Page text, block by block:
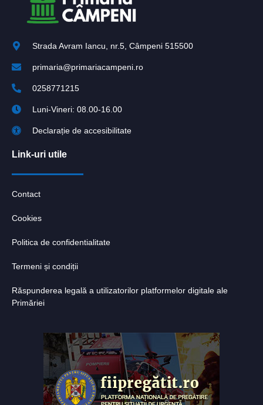
Strada Avram Iancu, nr.5, Câmpeni 515500
primaria@primariacampeni.ro
0258771215
Luni-Vineri: 08.00-16.00
Declarație de accesibilitate
Link-uri utile
Contact
Cookies
Politica de confidentialitate
Termeni și condiții
Răspunderea legală a utilizatorilor platformelor digitale ale
Primăriei